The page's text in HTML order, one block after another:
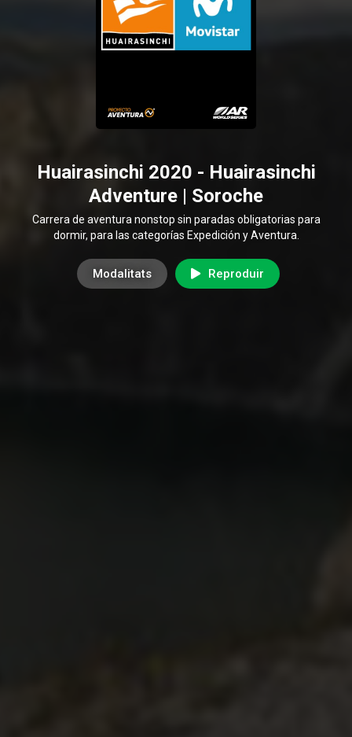
Huairasinchi 2020 - Huairasinchi
Adventure | Soroche
Carrera de aventura nonstop sin paradas obligatorias para
dormir, para las categorías Expedición y Aventura.
Modalitats Reproduir